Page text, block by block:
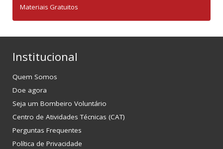
Materiais Gratuitos
Institucional
Quem Somos
Doe agora
Seja um Bombeiro Voluntário
Centro de Atividades Técnicas (CAT)
Perguntas Frequentes
Política de Privacidade